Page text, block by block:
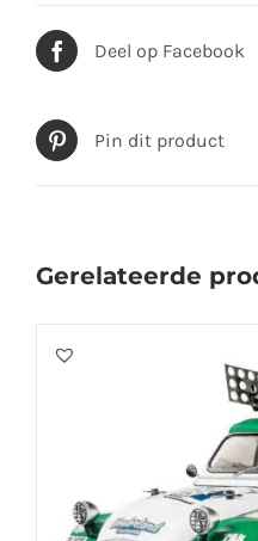
Deel op Facebook
Pin dit product
Gerelateerde